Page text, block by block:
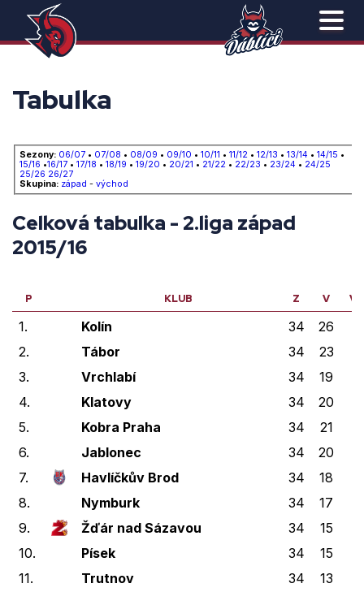
Tabulka
Sezony: 06/07 • 07/08 • 08/09 • 09/10 • 10/11 • 11/12 • 12/13 • 13/14 • 14/15 •
15/16 •16/17 • 17/18 • 18/19 • 19/20 • 20/21 • 21/22 • 22/23 • 23/24 • 24/25
25/26 26/27
Skupina: západ - východ
Celková tabulka - 2.liga západ
2015/16
P KLUB Z V VP
1. Kolín 34 26
2.
Tábor 34 23
3.
Vrchlabí 34 19
4.
Klatovy 34 20
5.
Kobra Praha 34 21
6.
Jablonec 34 20
7.
Havlíčkův Brod 34 18
8.
Nymburk 34 17
9.
Žďár nad Sázavou 34 15
10.
Písek 34 15
11.
Trutnov 34 13